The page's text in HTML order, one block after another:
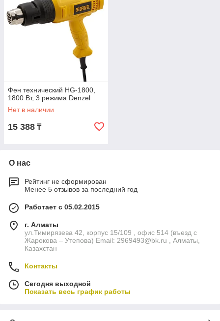
Фен технический HG-1800,
1800 Вт, 3 режима Denzel
Нет в наличии
15 388 ₸
О нас
Рейтинг не сформирован
Менее 5 отзывов за последний год
Работает с 05.02.2015
г. Алматы
ул.Тимирязева 42, корпус 15/109 , офис 514 (въезд с
Жарокова – Утепова) Email: 2969493@bk.ru , Алматы,
Казахстан
Контакты
Сегодня выходной
Показать весь график работы